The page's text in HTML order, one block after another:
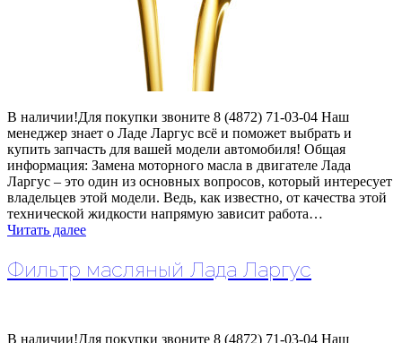
В наличии!Для покупки звоните 8 (4872) 71-03-04 Наш
менеджер знает о Ладе Ларгус всё и поможет выбрать и
купить запчасть для вашей модели автомобиля! Общая
информация: Замена моторного масла в двигателе Лада
Ларгус – это один из основных вопросов, который интересует
владельцев этой модели. Ведь, как известно, от качества этой
технической жидкости напрямую зависит работа…
Читать далее
Фильтр масляный Лада Ларгус
В наличии!Для покупки звоните 8 (4872) 71-03-04 Наш